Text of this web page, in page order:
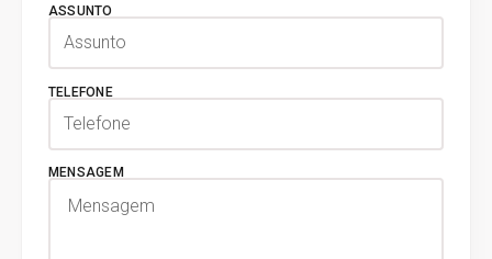
ASSUNTO
TELEFONE
MENSAGEM